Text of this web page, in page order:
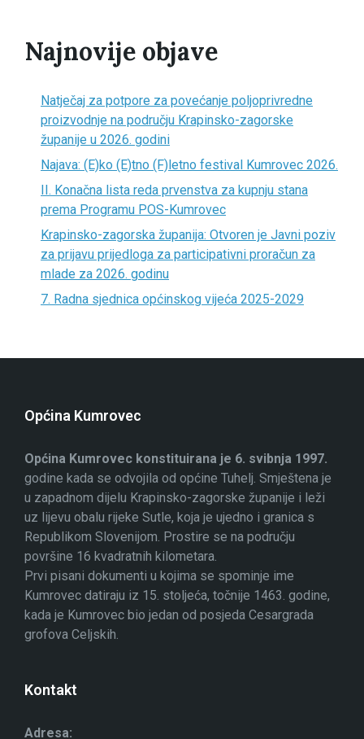
Najnovije objave
Natječaj za potpore za povećanje poljoprivredne
proizvodnje na području Krapinsko-zagorske
županije u 2026. godini
Najava: (E)ko (E)tno (F)letno festival Kumrovec 2026.
II. Konačna lista reda prvenstva za kupnju stana
prema Programu POS-Kumrovec
Krapinsko-zagorska županija: Otvoren je Javni poziv
za prijavu prijedloga za participativni proračun za
mlade za 2026. godinu
7. Radna sjednica općinskog vijeća 2025-2029
Općina Kumrovec
Općina Kumrovec konstituirana je 6. svibnja 1997.
godine kada se odvojila od općine Tuhelj. Smještena je
u zapadnom dijelu Krapinsko-zagorske županije i leži
uz lijevu obalu rijeke Sutle, koja je ujedno i granica s
Republikom Slovenijom. Prostire se na području
površine 16 kvadratnih kilometara.
Prvi pisani dokumenti u kojima se spominje ime
Kumrovec datiraju iz 15. stoljeća, točnije 1463. godine,
kada je Kumrovec bio jedan od posjeda Cesargrada
grofova Celjskih.
Kontakt
Adresa: